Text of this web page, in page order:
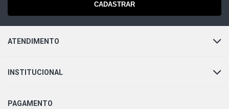
CADASTRAR
ATENDIMENTO
INSTITUCIONAL
PAGAMENTO